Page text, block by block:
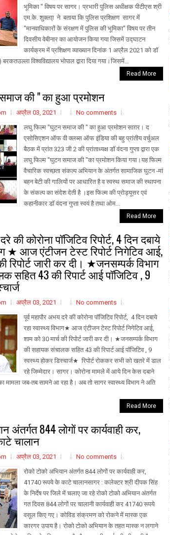
भूमिका " विषय पर सागर। प्रभारी पुलिस अधीक्षक पीटीएस श्री
एम.के. शुक्ला्ा ने बताया कि पुलिस प्रशिक्षण सागर में
"मानवाधिकारों के संरक्षण में पुलिस की भूमिका" विषय पर तीन
दिवसीय वेबीनार का आयोजन किया गया जिसमें उद्घाटन
कार्यक्रम में प्रशिक्षण व्याख्यान दिनांक 1 अप्रैल 2021 को डॉ
विश्वविद्यालय भोपाल द्वारा दिया गया।जिसमें...
Read More
की " का हुआ प्रमोशन
अप्रैल 03, 2021
No comments
लघु फिल्म "घुटन समाज की " का हुआ प्रमोशन साग़र। द
एसोसिएशन ऑफ वी क्लब्स ऑफ इंडिया की बहु प्रांतीय वर्चुअल
बैठक में प्रांत 323 जी 2 की प्रांताध्यक्ष डॉ वंदना गुप्ता द्वारा एक
लघु फिल्म "घुटन समाज की "का प्रमोशन किया गया।यह फिल्म
वैचारिक स्वच्छता संकल्प अभियान के अंतर्गत सामाजिक घुटन -मां
बहन बेटी की गालियों पर आधारित है व स्वस्थ समाज की स्थापना
के संकल्प का संदेश देती है ।इस फिल्म की प्रोड्यूसर एवं
कहानीकार डॉ वंदना गुप्ता स्वयं है तथा ओम...
Read More
की कोरोना पॉजिटिव रिपोर्ट, 4 दिन दबाये
★ आज एंटीजन टेस्ट रिपोर्ट निगेटिव आई,
रिपोर्ट जारी कर दी। ★जनसम्पर्क विभाग
सहित 43 की रिपार्ट आई पॉजिटिव , 9
अप्रैल 03, 2021
No comments
पूर्व महापौर अभय दरे की कोरोना पॉजिटिव रिपोर्ट, 4 दिन दबाये
रहा स्वास्थ्य विभाग★ आज एंटीजन टेस्ट रिपोर्ट निगेटिव आई,
शाम को 30 मार्च की रिपोर्ट जारी कर दी। ★जनसम्पर्क विभाग
की सहायक संचालक सहित 43 की रिपार्ट आई पॉजिटिव , 9
स्वस्थ्य होकर डिस्चार्ज★ रिपोर्ट रोककर सभी को खतरे में डाल
रहे जिम्मेदार। सागर। कोरोना मामले में आये दिन केस दबाने
जब-तब सामने आ रहा है। अब तो सागर स्वास्थ्य विभाग ने अति
Read More
अंतर्गत 844 लोगों पर कार्यवाही कर,
चालान
अप्रैल 03, 2021
No comments
रोको टोको अभियान अंतर्गत 844 लोगों पर कार्यवाही कर,
41740 रूपये के काटे चालानसागर : कलेक्टर श्री दीपक सिंह
के निर्देष पर जिले में चलाए जा रहे रोको टोको अभियान अंतर्गत
गत दिवस 844 लोगों पर चालानी कार्यवाही कर 41740 रूपये
वसूल किए गए। कोविड संक्रमण को रोकने में मास्क एक
कारगर उपाय है। रोको टोको अभियान के तहत मास्क न लगाने